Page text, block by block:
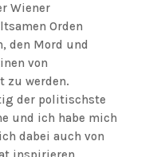
Wiener
Orden
den Mord und
von
zu werden.
der politischste
und ich habe mich
dabei auch von